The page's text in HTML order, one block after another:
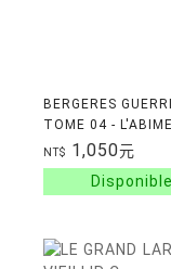
BERGERES
TOME 04 - L'ABIME
NT$ 1,050元